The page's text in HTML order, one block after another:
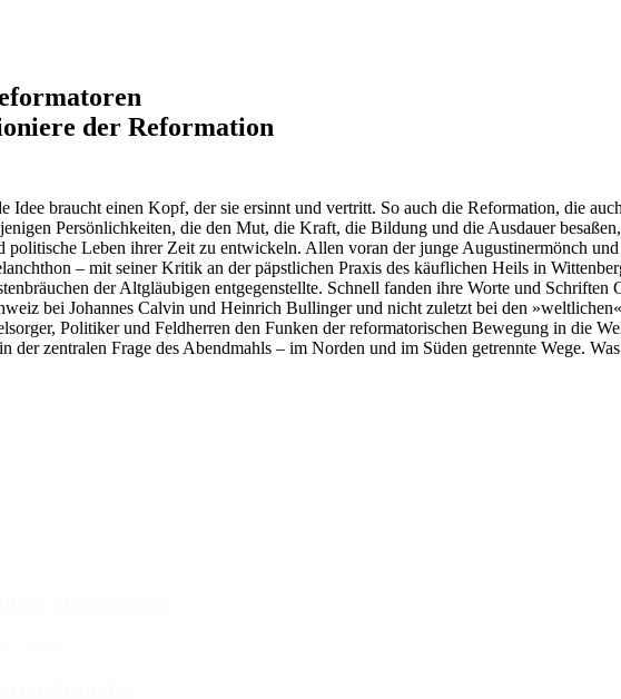
der Reformation
Idee braucht einen Kopf, der sie ersinnt und vertritt. So auch die Reformation, die
Persönlichkeiten, die den Mut, die Kraft, die Bildung und die Ausdauer
politische Leben ihrer Zeit zu entwickeln. Allen voran der junge Augustinermönch
– mit seiner Kritik an der päpstlichen Praxis des käuflichen Heils in
der Altgläubigen entgegenstellte. Schnell fanden ihre Worte und
bei Johannes Calvin und Heinrich Bullinger und nicht zuletzt bei den
Politiker und Feldherren den Funken der reformatorischen Bewegung in die
der zentralen Frage des Abendmahls – im Norden und im Süden getrennte Wege.